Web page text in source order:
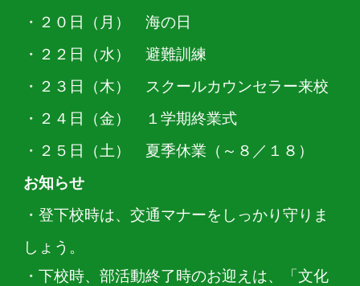
・２０日（月） 海の日
・２２日（水） 避難訓練
・２３日（木） スクールカウンセラー来校
・２４日（金） １学期終業式
・２５日（土） 夏季休業（～８／１８）
お知らせ
・登下校時は、交通マナーをしっかり守りま
しょう。
・下校時、部活動終了時のお迎えは、「文化